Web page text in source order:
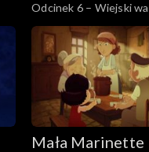
Odcinek 6 – Wiejski
Mała Marinette